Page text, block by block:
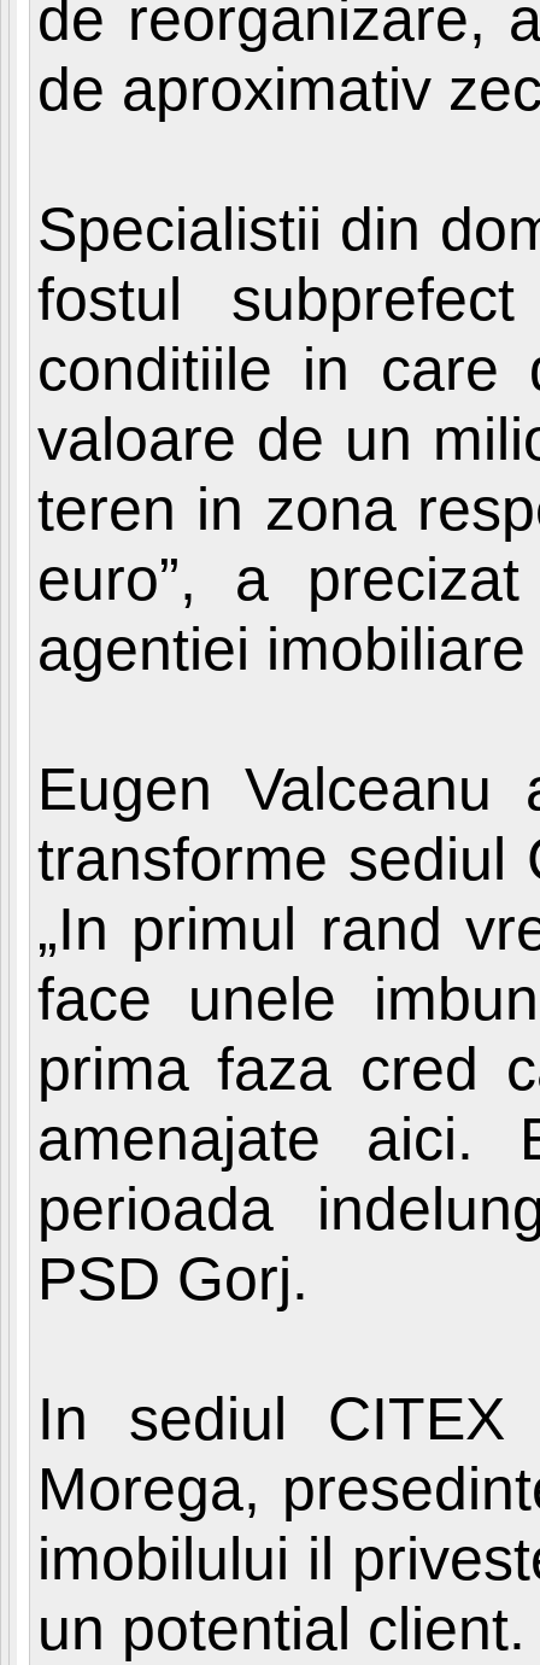
de reorganizare,
de aproximativ
Specialistii din
fostul
conditiile in care
valoare de un
teren in zona
euro”, a
agentiei
Eugen
transforme sediul
„In primul rand
face unele
prima faza cred
amenajate
perioada
PSD Gorj.
In sediul
Morega,
imobilului il
un potential client.